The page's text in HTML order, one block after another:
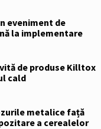
eveniment de
la implementare
de produse Killtox
cald
metalice față
a cerealelor